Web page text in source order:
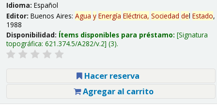
Idioma: Español
Editor: Buenos Aires: Agua y Energía Eléctrica, Sociedad del Estado,
1988
Disponibilidad: Ítems disponibles para préstamo: Signatura
topográfica: 621.374.5/A282/v.2 (3).
Hacer reserva
Agregar al carrito